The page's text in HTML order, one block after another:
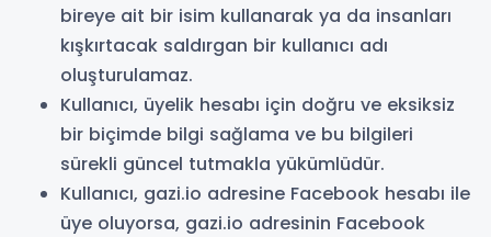
bireye ait bir isim kullanarak ya da insanları
kışkırtacak saldırgan bir kullanıcı adı
oluşturulamaz.
Kullanıcı, üyelik hesabı için doğru ve eksiksiz
bir biçimde bilgi sağlama ve bu bilgileri
sürekli güncel tutmakla yükümlüdür.
Kullanıcı, gazi.io adresine Facebook hesabı ile
üye oluyorsa, gazi.io adresinin Facebook